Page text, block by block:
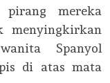
mereka
menyingkirkan
Spanyol
di atas mata